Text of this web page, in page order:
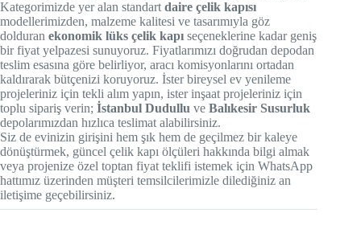
Kategorimizde yer alan standart daire çelik kapısı
modellerimizden, malzeme kalitesi ve tasarımıyla göz
dolduran ekonomik lüks çelik kapı seçeneklerine kadar geniş
bir fiyat yelpazesi sunuyoruz. Fiyatlarımızı doğrudan depodan
teslim esasına göre belirliyor, aracı komisyonlarını ortadan
kaldırarak bütçenizi koruyoruz. İster bireysel ev yenileme
projeleriniz için tekli alım yapın, ister inşaat projeleriniz için
toplu sipariş verin; İstanbul Dudullu ve Balıkesir Susurluk
depolarımızdan hızlıca teslimat alabilirsiniz.
Siz de evinizin girişini hem şık hem de geçilmez bir kaleye
dönüştürmek, güncel çelik kapı ölçüleri hakkında bilgi almak
veya projenize özel toptan fiyat teklifi istemek için WhatsApp
hattımız üzerinden müşteri temsilcilerimizle dilediğiniz an
iletişime geçebilirsiniz.